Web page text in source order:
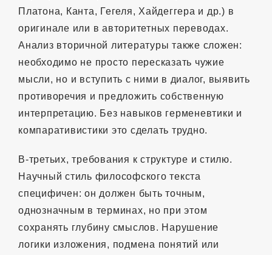
Платона, Канта, Гегеля, Хайдеггера и др.) в
оригинале или в авторитетных переводах.
Анализ вторичной литературы также сложен:
необходимо не просто пересказать чужие
мысли, но и вступить с ними в диалог, выявить
противоречия и предложить собственную
интерпретацию. Без навыков герменевтики и
компаративистики это сделать трудно.
В-третьих, требования к структуре и стилю.
Научный стиль философского текста
специфичен: он должен быть точным,
однозначным в терминах, но при этом
сохранять глубину смыслов. Нарушение
логики изложения, подмена понятий или